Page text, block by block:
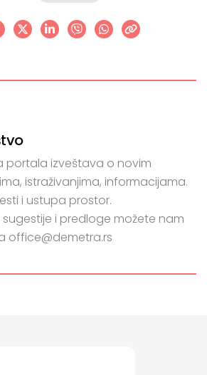
portala izveštava o novim
istraživanjima, informacijama.
i ustupa prostor.
sugestije i predloge možete nam
office@demetra.rs